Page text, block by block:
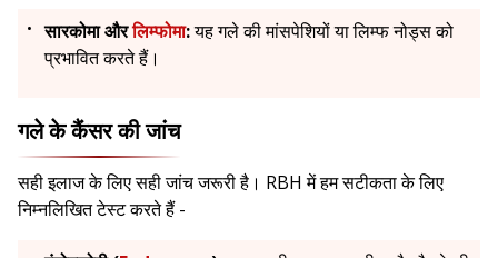
सारकोमा औरलिम्फोमा:यह गले की मांसपेशियों या लिम्फ नोड्स को
प्रभावित करते हैं।
गले के कैंसर की जांच
सही इलाज के लिए सही जांच जरूरी है। RBH में हम सटीकता के लिए
निम्नलिखित टेस्ट करते हैं -